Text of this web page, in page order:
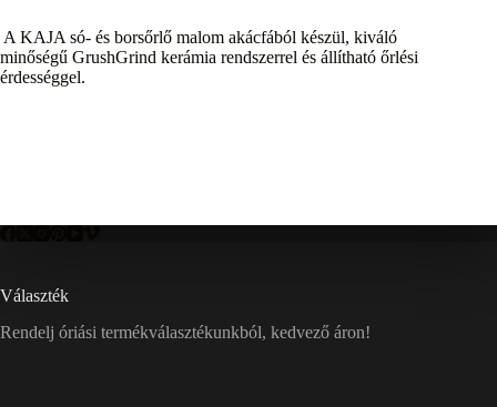
A KAJA só- és borsőrlő malom akácfából készül, kiváló
minőségű GrushGrind kerámia rendszerrel és állítható őrlési
érdességgel.
Választék
Rendelj óriási termékválasztékunkból, kedvező áron!